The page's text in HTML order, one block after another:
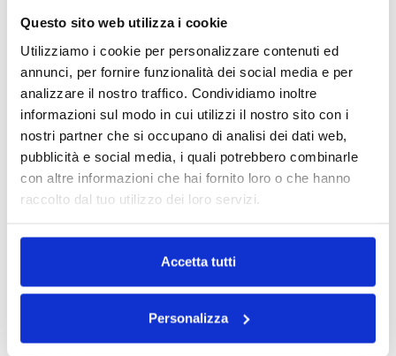
Questo sito web utilizza i cookie
Utilizziamo i cookie per personalizzare contenuti ed
annunci, per fornire funzionalità dei social media e per
analizzare il nostro traffico. Condividiamo inoltre
informazioni sul modo in cui utilizzi il nostro sito con i
nostri partner che si occupano di analisi dei dati web,
pubblicità e social media, i quali potrebbero combinarle
con altre informazioni che hai fornito loro o che hanno
raccolto dal tuo utilizzo dei loro servizi.
Accetta tutti
Personalizza
difficile trovare un fondotinta che non secchi alcune
zone e non lucidi altre. Il cushion può essere una
soluzione perfetta, perché le sue formule leggere ma
performanti permettono di trattare diverse esigenze
nello stesso prodotto.
Cosa cercare
cushion coneffetto semi-mat, che bilanciano il
texture modulabile, per poter stratificare nelle
zone più problematiche;
ingredienti regolatori come laniacinamide, che
CUSHION PER PELLI GRASSE